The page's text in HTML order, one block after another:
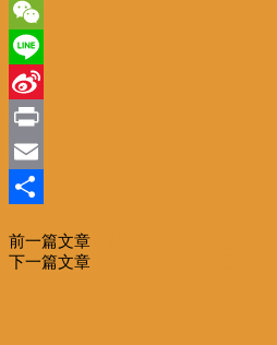
Twitter
WeChat
Line
Sina
Weibo
Print
Email
享
前一篇文章
下一篇文章